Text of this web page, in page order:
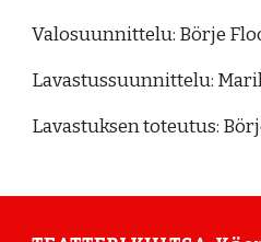
Valosuunnittelu: Börje
Lavastussuunnittelu:
Lavastuksen toteutus: